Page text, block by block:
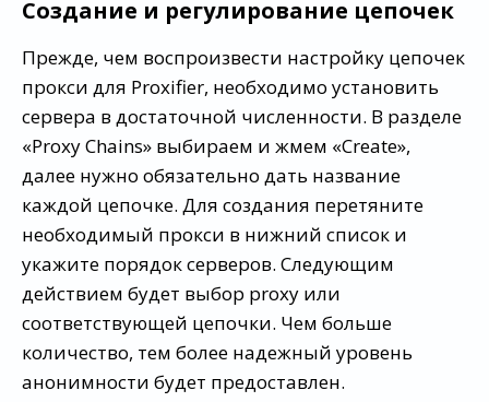
Создание и регулирование цепочек
Прежде, чем воспроизвести настройку цепочек
прокси для Proxifier, необходимо установить
сервера в достаточной численности. В разделе
«Proxy Chains» выбираем и жмем «Create»,
далее нужно обязательно дать название
каждой цепочке. Для создания перетяните
необходимый прокси в нижний список и
укажите порядок серверов. Следующим
действием будет выбор proxy или
соответствующей цепочки. Чем больше
количество, тем более надежный уровень
анонимности будет предоставлен.